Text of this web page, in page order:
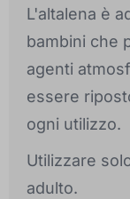
L'altalena è
bambini che
agenti
essere
ogni utilizzo.
Utilizzare
adulto.